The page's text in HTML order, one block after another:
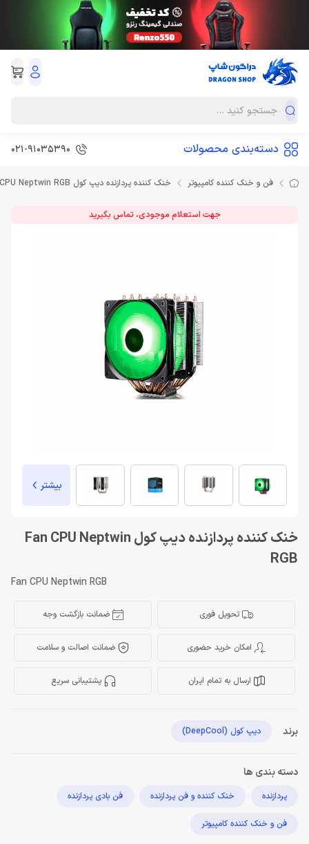
دسته‌بندی محصولات ۰۲۱-۹۱۰۳۵۳۹0
فن و خنک کننده کامپیوتر خنک کننده پردازنده دیپ کول Fan CPU Neptwin RGB
جهت استعلام موجودی، تماس بگیرید
بیشتر
خنک کننده پردازنده دیپ کول Fan CPU Neptwin
RGB
Fan CPU Neptwin RGB
تحویل فوری ضمانت بازگشت وجه
امکان خرید حضوری ضمانت اصالت و سلامت
ارسال به تمام ایران پشتیبانی سریع
برند دیپ کول (DeepCool)
دسته بندی ها
پردازنده خنک کننده و فن پردازنده فن بادی پردازنده
فن و خنک کننده کامپیوتر